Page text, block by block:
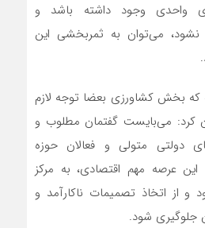
واحدی وجود داشته باشد و
نشود، می‌توان به ثمربخشی این
که بخش کشاورزی بعضا توجه لازم
کرد: می‌بایست گفتمان مطلوب و
دولتی متولی و فعالان حوزه
عرصه مهم اقتصادی، به مرکز
و از اتخاذ تصمیمات ناکارآمد و
جلوگیری شود.